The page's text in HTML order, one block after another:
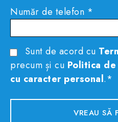
Număr de telefon *
Sunt de acord cu
precum și cu Politica
cu caracter personal.*